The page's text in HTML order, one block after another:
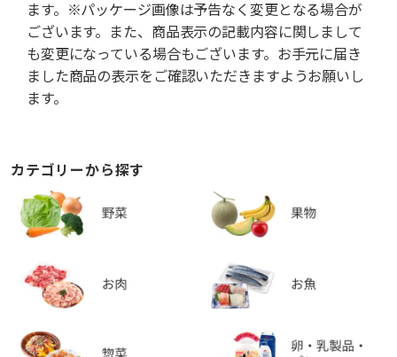
ます。※パッケージ画像は予告なく変更となる場合が
ございます。また、商品表示の記載内容に関しまして
も変更になっている場合もございます。お手元に届き
ました商品の表示をご確認いただきますようお願いし
ます。
カテゴリーから探す